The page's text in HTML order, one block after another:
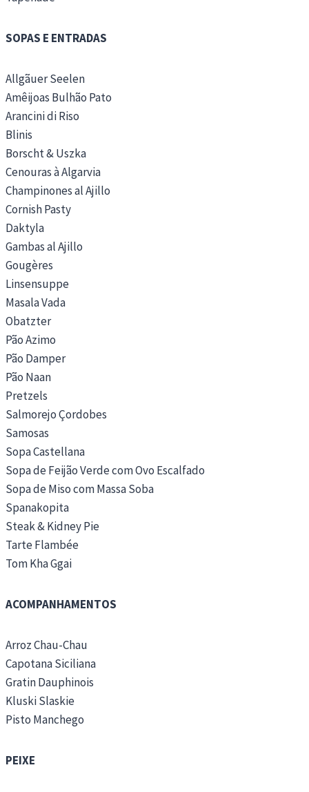
SOPAS E ENTRADAS
Allgãuer Seelen
Amêijoas Bulhão Pato
Arancini di Riso
Blinis
Borscht & Uszka
Cenouras à Algarvia
Champinones al Ajillo
Cornish Pasty
Daktyla
Gambas al Ajillo
Gougères
Linsensuppe
Masala Vada
Obatzter
Pão Azimo
Pão Damper
Pão Naan
Pretzels
Salmorejo Çordobes
Samosas
Sopa Castellana
Sopa de Feijão Verde com Ovo Escalfado
Sopa de Miso com Massa Soba
Spanakopita
Steak & Kidney Pie
Tarte Flambée
Tom Kha Ggai
ACOMPANHAMENTOS
Arroz Chau-Chau
Capotana Siciliana
Gratin Dauphinois
Kluski Slaskie
Pisto Manchego
PEIXE